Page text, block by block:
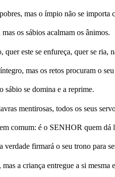
mas o ímpio não se importa
os sábios acalmam os ânimos.
quer este se enfureça, quer se ria,
mas os retos procuram o
sábio se domina e a reprime.
mentirosas, todos os seus
comum: é o SENHOR quem dá
verdade firmará o seu trono para
a criança entregue a si mesma